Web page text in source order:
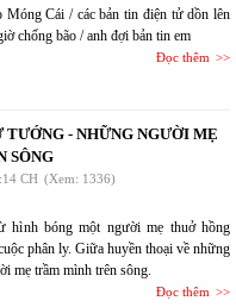
Móng Cái / các bản tin điện tử dồn lên
chống bão / anh đợi bản tin em
Đọc thêm
- NHỮNG NGƯỜI MẸ
SÔNG
CH (Xem: 1336)
hình bóng một người mẹ thuở hồng
phân ly. Giữa huyền thoại về những
mẹ trầm mình trên sông.
Đọc thêm